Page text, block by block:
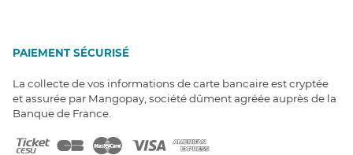
PAIEMENT SÉCURISÉ
La collecte de vos informations de carte bancaire est cryptée
et assurée par Mangopay, société dûment agréée auprès de la
Banque de France.